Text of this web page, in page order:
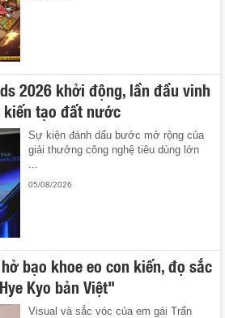
2026 khởi động, lần đầu vinh
kiến tạo đất nước
Sự kiện đánh dấu bước mở rộng của
giải thưởng công nghệ tiêu dùng lớn
...
05/08/2026
bạo khoe eo con kiến, đọ sắc
Kyo bản Việt"
Visual và sắc vóc của em gái Trấn